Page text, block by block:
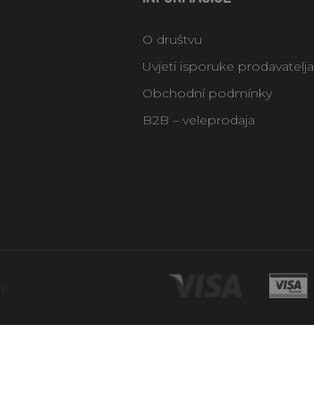
O društvu
Uvjeti isporuke prodavatelja
Obchodní podmínky
B2B – veleprodaja